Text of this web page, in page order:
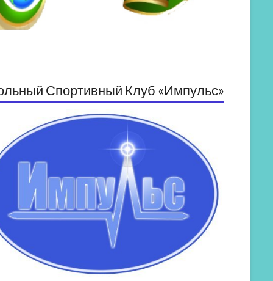
Спортивный Клуб «Импульс»